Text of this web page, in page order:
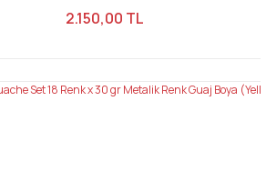
2.150,00 TL